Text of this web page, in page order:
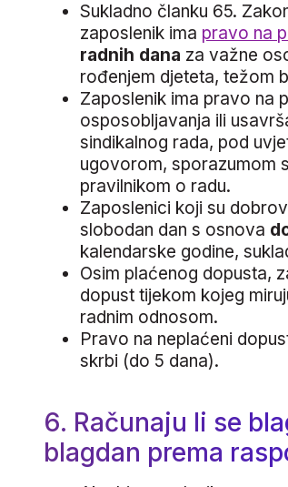
Sukladno članku 65.
zaposlenik ima pravo na
radnih dana za važne
rođenjem djeteta, težom
Zaposlenik ima pravo na
osposobljavanja ili
sindikalnog rada, pod
ugovorom, sporazumom
pravilnikom o radu.
Zaposlenici koji su
slobodan dan s osnova
kalendarske godine,
Osim plaćenog dopusta,
dopust tijekom kojeg
radnim odnosom.
Pravo na neplaćeni
skrbi (do 5 dana).
6. Računaju li se
blagdan prema